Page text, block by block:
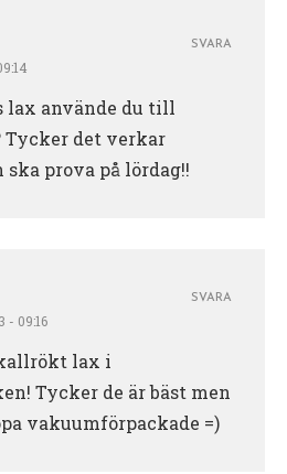
lax använde du till
det verkar
prova på lördag!!
SVARA
- 09:16
lax i
Tycker de är bäst men
vakuumförpackade =)
SVARA